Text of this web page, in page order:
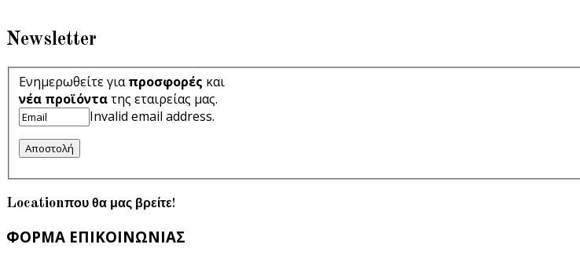
Newsletter
Ενημερωθείτε γιαπροσφορές και
νέα προϊόντατης εταιρείας μας.
Invalid email address.
Αποστολή
Locationπου θα μας βρείτε!
ΦΟΡΜΑ ΕΠΙΚΟΙΝΩΝΙΑΣ